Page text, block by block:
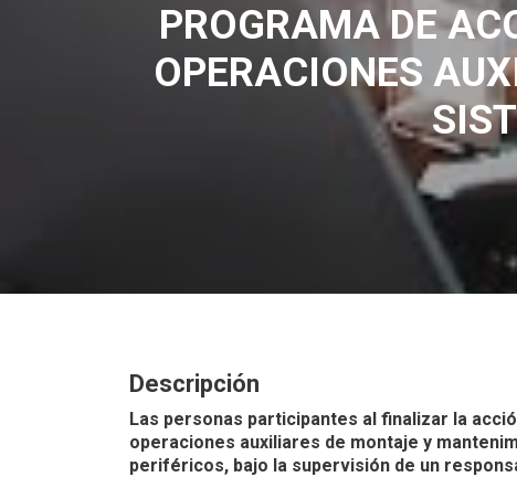
PROGRAMA DE
OPERACIONES
Descripción
Las personas participantes al finalizar la
operaciones auxiliares de montaje y
periféricos, bajo la supervisión de un